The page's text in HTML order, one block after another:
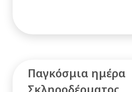
Παγκόσμια ημέρα
Σκληροδέρματος